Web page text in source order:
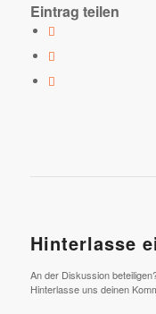
Eintrag teilen
Hinterlasse
An der Diskussion
Hinterlasse uns deinen